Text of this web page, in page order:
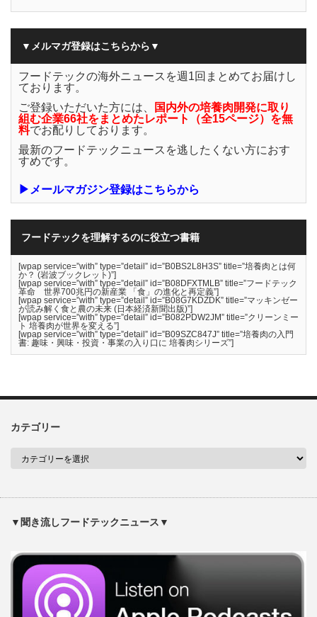
▼メルマガ登録はこちらから▼
フードテックの海外ニュースを週1回まとめてお届けし
ております。
ご登録いただいた方には、
国内外の培養肉開発に取り
組む企業66社をまとめたレポート（全15ページ）を無
料でお配りしております。
最新のフードテックニュースを逃したくない方におす
すめです。
▶メールマガジン登録はこちらから
フードテックを理解するのに役立つ書籍
[wpap service=”with” type=”detail” id=”B0BS2L8H3S” title=”培養肉とは何
か？ (岩波ブックレット)”]
[wpap service=”with” type=”detail” id=”B08DFXTMLB” title=”フードテック
革命 世界700兆円の新産業 「食」の進化と再定義”]
[wpap service=”with” type=”detail” id=”B08G7KDZDK” title=”マッキンゼー
が読み解く食と農の未来 (日本経済新聞出版)”]
[wpap service=”with” type=”detail” id=”B082PDW2JM” title=”クリーンミー
ト 培養肉が世界を変える”]
[wpap service=”with” type=”detail” id=”B09SZC847J” title=”培養肉の入門
書: 趣味・興味・投資・事業の入り口に 培養肉シリーズ”]
カテゴリー
▼聞き流しフードテックニュース▼